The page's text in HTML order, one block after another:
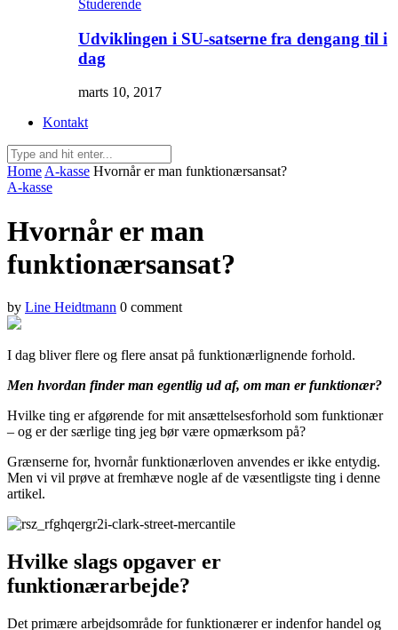
Studerende
Udviklingen i SU-satserne fra dengang til i
dag
marts 10, 2017
Kontakt
Home A-kasse Hvornår er man funktionærsansat?
A-kasse
Hvornår er man
funktionærsansat?
by Line Heidtmann 0 comment
I dag bliver flere og flere ansat på funktionærlignende forhold.
Men hvordan finder man egentlig ud af, om man er funktionær?
Hvilke ting er afgørende for mit ansættelsesforhold som funktionær
– og er der særlige ting jeg bør være opmærksom på?
Grænserne for, hvornår funktionærloven anvendes er ikke entydig.
Men vi vil prøve at fremhæve nogle af de væsentligste ting i denne
artikel.
Hvilke slags opgaver er
funktionærarbejde?
Det primære arbejdsområde for funktionærer er indenfor handel og